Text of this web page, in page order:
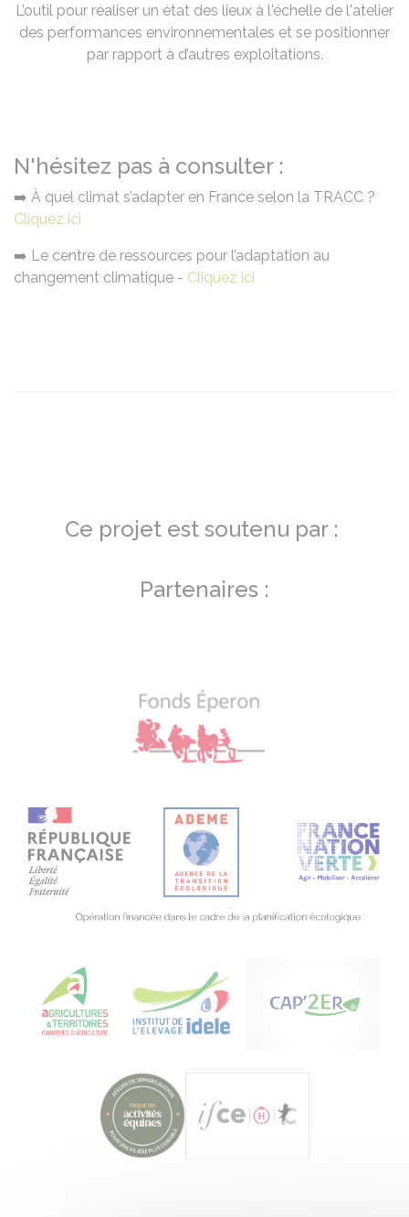
L’outil pour réaliser un état des lieux à l'échelle de l'atelier
des performances environnementales et se positionner
par rapport à d’autres exploitations.
N'hésitez pas à consulter :
➡️ À quel climat s’adapter en France selon la TRACC ?
Cliquez ici
➡️ Le centre de ressources pour l’adaptation au
changement climatique - Cliquez ici
Ce projet est soutenu par :
Partenaires :